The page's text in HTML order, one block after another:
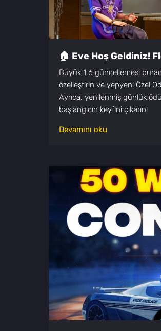
🏠 Eve Hoş Geldiniz!
Büyük 1.6 güncellemesi
özelleştirin ve yepyeni Özel
Ayrıca, yenilenmiş günlük
başlangıcın keyfini çıkarın!
Devamını oku